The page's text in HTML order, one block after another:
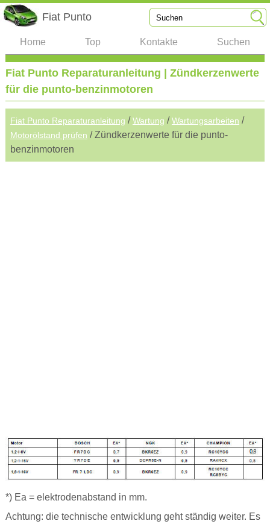
Fiat Punto
Home Top Kontakte Suchen
Fiat Punto Reparaturanleitung | Zündkerzenwerte
für die punto-benzinmotoren
Fiat Punto Reparaturanleitung /Wartung /Wartungsarbeiten /
Motorölstand prüfen / Zündkerzenwerte für die punto-
benzinmotoren
*) Ea = elektrodenabstand in mm.
Achtung: die technische entwicklung geht ständig weiter. Es